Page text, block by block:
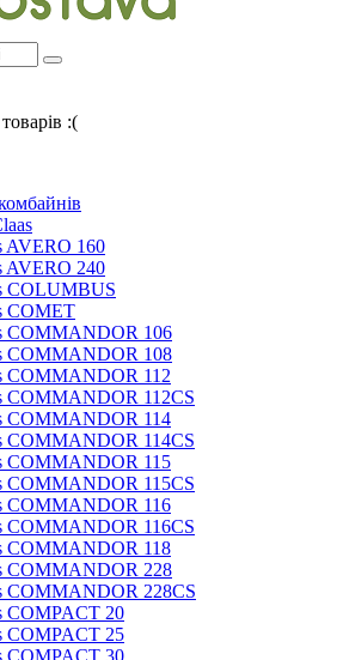
:(
AVERO 160
AVERO 240
COLUMBUS
COMET
COMMANDOR 106
COMMANDOR 108
COMMANDOR 112
COMMANDOR 112CS
COMMANDOR 114
COMMANDOR 114CS
COMMANDOR 115
COMMANDOR 115CS
COMMANDOR 116
COMMANDOR 116CS
COMMANDOR 118
COMMANDOR 228
COMMANDOR 228CS
COMPACT 20
COMPACT 25
COMPACT 30